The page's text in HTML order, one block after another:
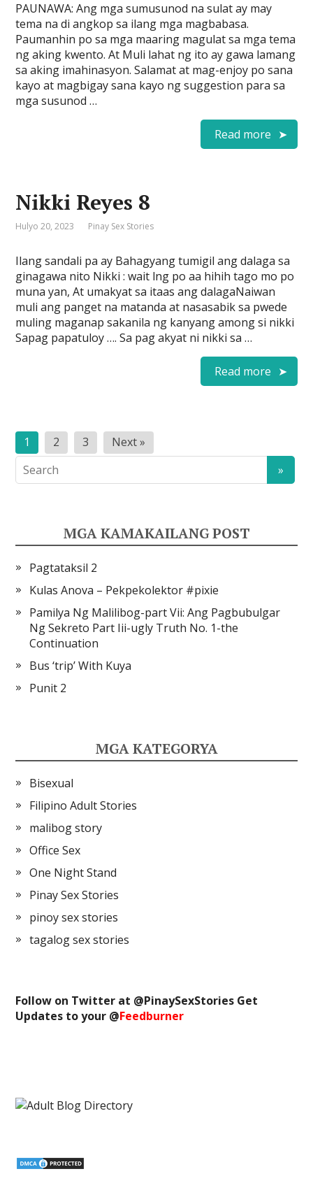
PAUNAWA: Ang mga sumusunod na sulat ay may
tema na di angkop sa ilang mga magbabasa.
Paumanhin po sa mga maaring magulat sa mga tema
ng aking kwento. At Muli lahat ng ito ay gawa lamang
sa aking imahinasyon. Salamat at mag-enjoy po sana
kayo at magbigay sana kayo ng suggestion para sa
mga susunod …
Read more
Nikki Reyes 8
Hulyo 20, 2023 Pinay Sex Stories
Ilang sandali pa ay Bahagyang tumigil ang dalaga sa
ginagawa nito Nikki : wait lng po aa hihih tago mo po
muna yan, At umakyat sa itaas ang dalagaNaiwan
muli ang panget na matanda at nasasabik sa pwede
muling maganap sakanila ng kanyang among si nikki
Sapag papatuloy …. Sa pag akyat ni nikki sa …
Read more
Pahina
ng
mga
1 2 3 Next »
MGA KAMAKAILANG POST
Pagtataksil 2
Kulas Anova – Pekpekolektor #pixie
Pamilya Ng Malilibog-part Vii: Ang Pagbubulgar
Ng Sekreto Part Iii-ugly Truth No. 1-the
Continuation
Bus ‘trip’ With Kuya
Punit 2
MGA KATEGORYA
Bisexual
Filipino Adult Stories
malibog story
Office Sex
One Night Stand
Pinay Sex Stories
pinoy sex stories
tagalog sex stories
Follow on Twitter at @PinaySexStories Get
Updates to your @Feedburner